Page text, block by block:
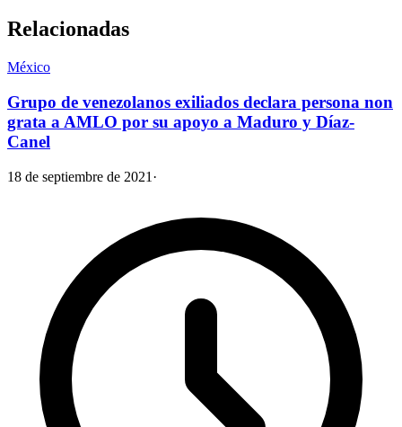
Relacionadas
México
Grupo de venezolanos exiliados declara persona non
grata a AMLO por su apoyo a Maduro y Díaz-
Canel
18 de septiembre de 2021 ·